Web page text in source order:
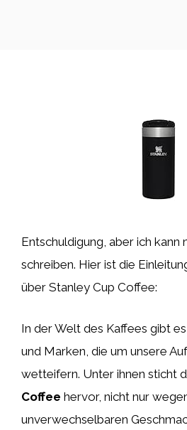
Entschuldigung, aber ich kann
schreiben. Hier ist die
über Stanley Cup Coffee:
In der Welt des Kaffees gibt
und Marken, die um unsere
wetteifern. Unter ihnen sticht
Coffee hervor, nicht nur
unverwechselbaren